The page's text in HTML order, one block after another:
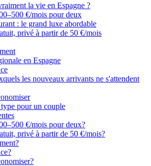
la vie en Espagne ?
€/mois pour deux
: le grand luxe abordable
privé à partir de 50 €/mois
en Espagne
les nouveaux arrivants ne s'attendent
pour un couple
€/mois pour deux?
privé à partir de 50 €/mois?